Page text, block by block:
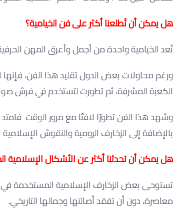
هل يمكن أن تُطلعنا أكثر على فن الخيامية؟
تُعد الخيامية واحدة من أجمل وأعرق المهن
ورغم محاولات بعض الدول تقليد هذا الفن،
الكعبة المشرفة، ثم تطورت لتستخدم في فرش صوان
وشهد هذا الفن تطورًا لافتًا مع مرور الوقت
بالإضافة إلى الزخارف الرومية والنقوش
هل يمكن أن تحدثنا أكثر عن الأشكال الإسلامية
تستوحى بعض الزخارف الإسلامية المستخدمة في
معاصرة، دون أن تفقد أصالتها وجمالها التاريخي.